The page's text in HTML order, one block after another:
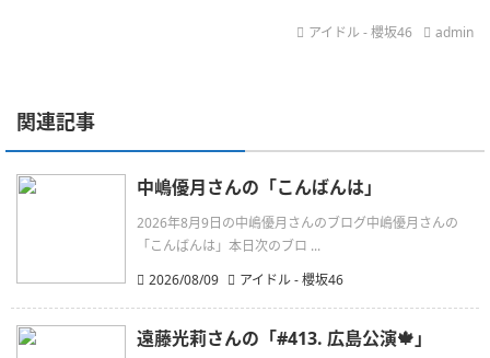
アイドル - 櫻坂46 admin
関連記事
中嶋優月さんの「こんばんは」
2026年8月9日の中嶋優月さんのブログ中嶋優月さんの
「こんばんは」本日次のブロ ...
2026/08/09
アイドル - 櫻坂46
遠藤光莉さんの「#413. 広島公演🍁」